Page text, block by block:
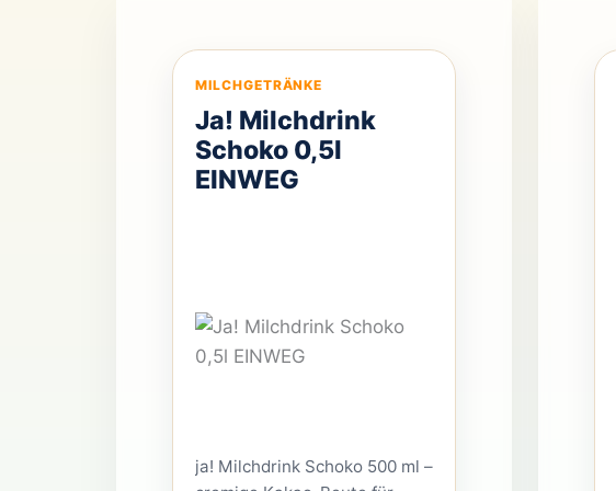
MILCHGETRÄNKE
Ja! Milchdrink
Schoko 0,5l
EINWEG
ja! Milchdrink Schoko 500 ml –